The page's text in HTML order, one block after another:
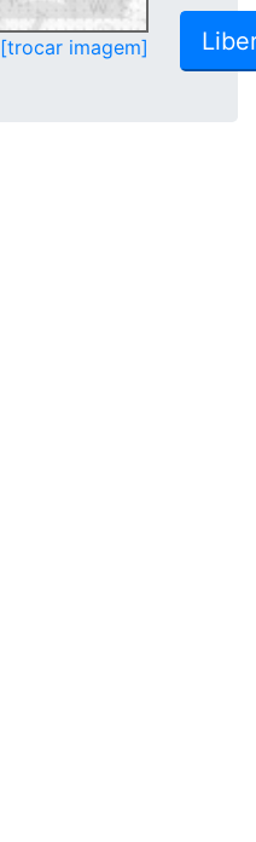
[trocar imagem]